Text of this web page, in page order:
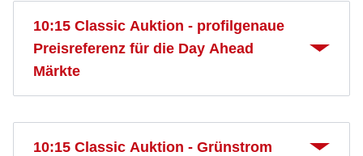
10:15 Classic Auktion - profilgenaue
Preisreferenz für die Day Ahead
Märkte
10:15 Classic Auktion - Grünstrom